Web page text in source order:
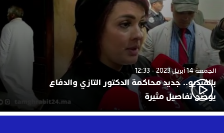
الجمعة 14 أبريل 2023 - 12:33
بالفيديو.. جديد محاكمة الدكتور التازي والدفاع
يوضح تفاصيل مثيرة